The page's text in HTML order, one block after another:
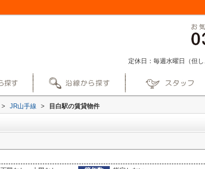
定休日：毎週水曜日（但
> JR山手線 > 目白駅の賃貸物件